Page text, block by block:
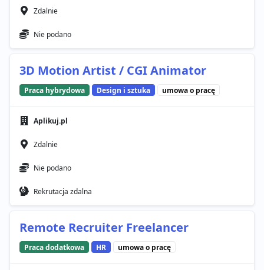
Zdalnie
Nie podano
3D Motion Artist / CGI Animator
Praca hybrydowa Design i sztuka umowa o pracę
Aplikuj.pl
Zdalnie
Nie podano
Rekrutacja zdalna
Remote Recruiter Freelancer
Praca dodatkowa HR umowa o pracę